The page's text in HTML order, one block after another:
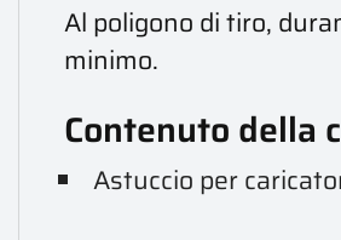
Al poligono di tiro,
minimo.
Contenuto della
Astuccio per